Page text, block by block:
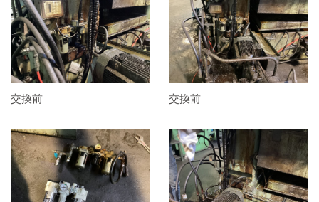
交換前 交換前